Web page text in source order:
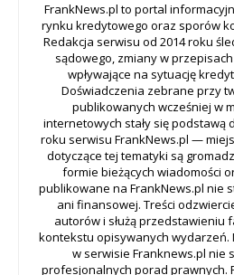
FrankNews.pl to portal
rynku kredytowego oraz sporów
Redakcja serwisu od 2014 roku
sądowego, zmiany w
wpływające na sytuację
Doświadczenia zebrane przy
publikowanych wcześniej w
internetowych stały się podstawą
roku serwisu FrankNews.pl —
dotyczące tej tematyki są
formie bieżących wiadomości
publikowane na FrankNews.pl nie
ani finansowej. Treści
autorów i służą przedstawieniu
kontekstu opisywanych wydarzeń.
w serwisie Franknews.pl nie
profesjonalnych porad prawnych.